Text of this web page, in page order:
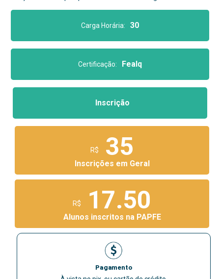
Carga Horária: 30
Certificação: Fealq
Inscrição
R$ 35
Inscrições em Geral
R$ 17.50
Alunos inscritos na PAPFE
Pagamento